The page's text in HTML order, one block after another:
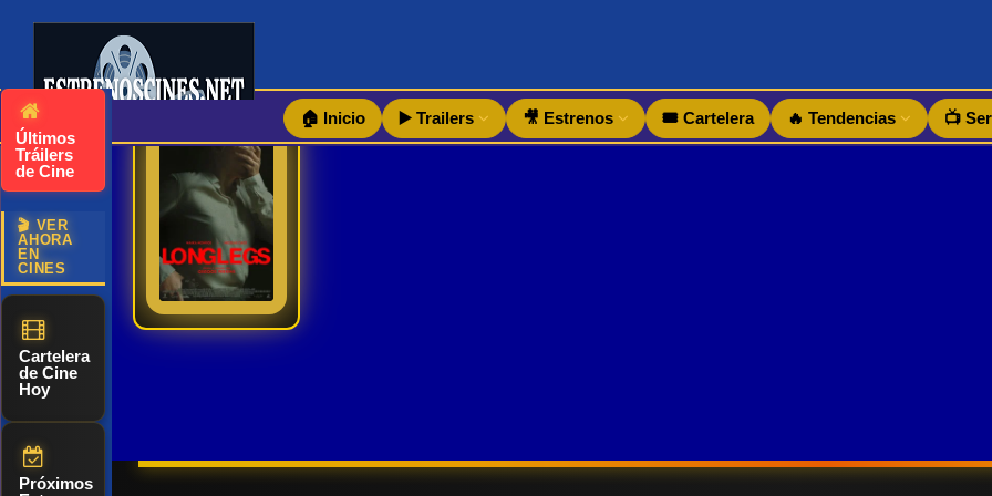
Últimos
Tráilers
de Cine
🎬 VER
AHORA
EN
CINES
Cartelera
de Cine
Hoy
Próximos
🏠 Inicio ▶️ Trailers 🎥 Estrenos 🎟️ Cartelera 🔥 Tendencias 📺
Lee Harker,
una nueva y
talentosa
agente del
FBI, ha sido
en serie. A
6.7
2024
Ver TraiLer